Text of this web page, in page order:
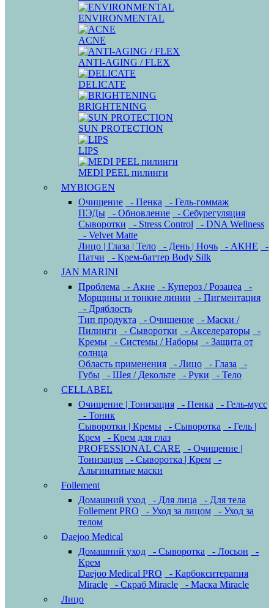
ENVIRONMENTAL
ACNE
ANTI-AGING / FLEX
DELICATE
BRIGHTENING
SUN PROTECTION
LIPS
MEDI PEEL пилинги
MYBIOGEN
Очищение
- Пенка
- Гель-гоммаж
ПЭДы
- Обновление
- Себурегуляция
Сыворотки
- Stress Control
- DNA Wellness
- Velvet Matte
Лицо | Глаза | Тело
- День | Ночь - АКНЕ
-
Патчи
- Крем-баттер Body Silk
JAN MARINI
Проблема
- Акне - Купероз / Розацеа
-
Морщины и тонкие линии
- Пигментация
- Дряблость
Тип продукта
- Очищение
- Маски /
Пилинги
- Сыворотки - Акселераторы
-
Кремы
- Системы / Наборы
- Защита от
солнца
Область применения
- Лицо - Глаза
-
Губы
- Шея / Декольте - Руки
- Тело
CELLABEL
Очищение | Тонизация
- Пенка
- Гель-мусс
- Тоник
Сыворотки | Кремы
- Сыворотка
- Гель |
Крем
- Крем для глаз
PROFESSIONAL CARE
- Очищение |
Тонизация
- Сыворотка | Крем
-
Альгинатные маски
Follement
Домашний уход
- Для лица
- Для тела
Follement PRO
- Уход за лицом
- Уход за
телом
Daejoo Medical
Домашний уход
- Сыворотка - Лосьон
-
Крем
Daejoo Medical PRO
- Карбокситерапия
Miracle
- Скраб Miracle
- Маска Miracle
Лицо